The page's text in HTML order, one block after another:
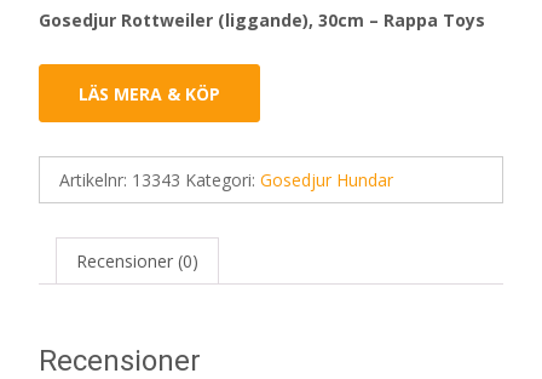
Gosedjur Rottweiler (liggande), 30cm – Rappa Toys
LÄS MERA & KÖP
Artikelnr: 13343 Kategori: Gosedjur Hundar
Recensioner (0)
Recensioner